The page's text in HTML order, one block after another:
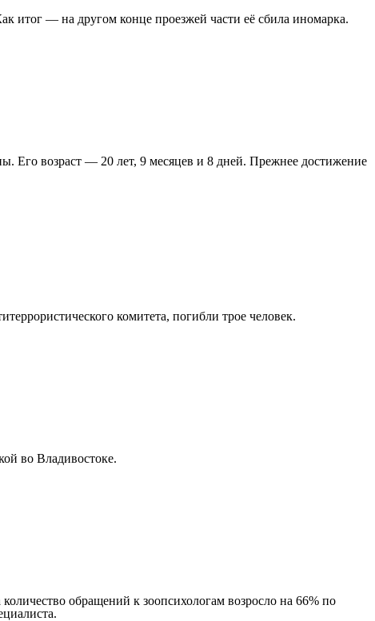
итог — на другом конце проезжей части её сбила иномарка.
Его возраст — 20 лет, 9 месяцев и 8 дней. Прежнее достижение
комитета, погибли трое человек.
во Владивостоке.
обращений к зоопсихологам возросло на 66% по